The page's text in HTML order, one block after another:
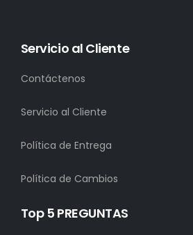
Servicio al Cliente
Contáctenos
Servicio al Cliente
Política de Entrega
Política de Cambios
Top 5 PREGUNTAS